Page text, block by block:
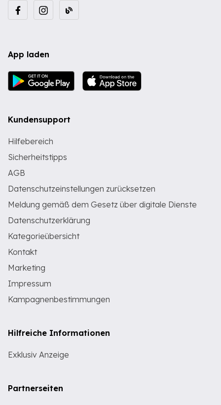
App laden
Kundensupport
Hilfebereich
Sicherheitstipps
AGB
Datenschutzeinstellungen zurücksetzen
Meldung gemäß dem Gesetz über digitale Dienste
Datenschutzerklärung
Kategorieübersicht
Kontakt
Marketing
Impressum
Kampagnenbestimmungen
Hilfreiche Informationen
Exklusiv Anzeige
Partnerseiten